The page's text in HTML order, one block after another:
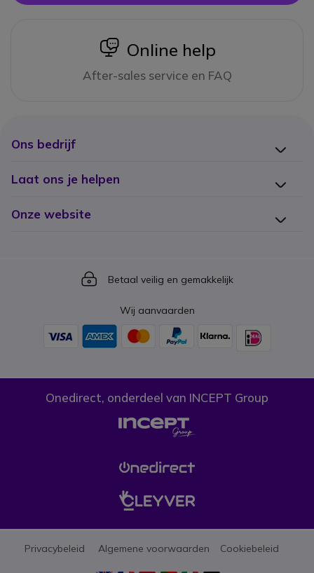
icon
Online help
After-sales service en FAQ
Ons bedrijf
Laat ons je helpen
Onze website
Icon
Betaal veilig en gemakkelijk
Wij aanvaarden
Onedirect, onderdeel van INCEPT Group
Privacybeleid Algemene voorwaarden Cookiebeleid